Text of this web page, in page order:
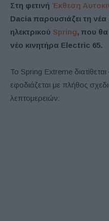
Στη φετινή Έκθεση
Dacia παρουσιάζει τη
ηλεκτρικού Spring, που θα
νέο κινητήρα Electric 65.
Το Spring Extreme
εφοδιάζεται με πλήθος
λεπτομερειών: